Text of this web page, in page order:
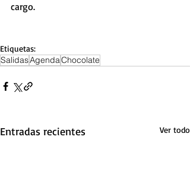
cargo.
Etiquetas:
SalidasAgendaChocolate
Entradas recientes Ver todo